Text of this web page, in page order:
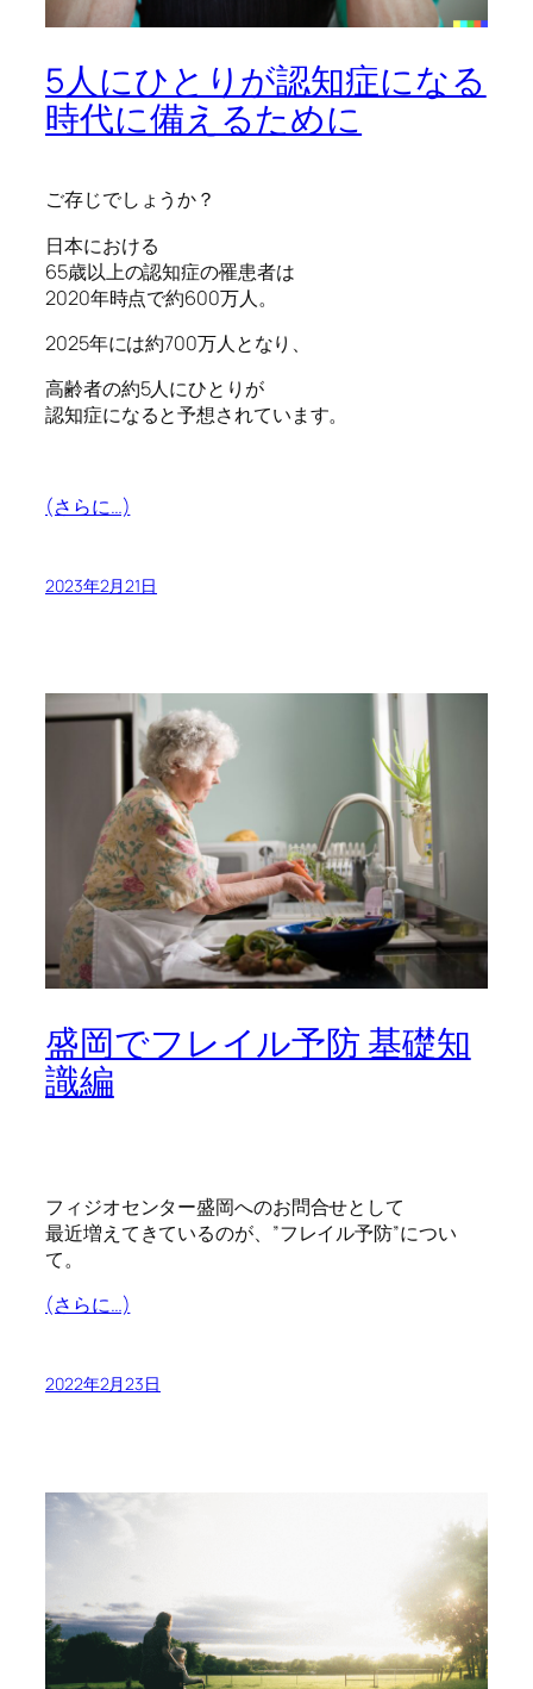
5人にひとりが認知症になる
時代に備えるために
ご存じでしょうか？
日本における
65歳以上の認知症の罹患者は
2020年時点で約600万人。
2025年には約700万人となり、
高齢者の約5人にひとりが
認知症になると予想されています。
(さらに…)
2023年2月21日
盛岡でフレイル予防 基礎知
識編
フィジオセンター盛岡へのお問合せとして
最近増えてきているのが、”フレイル予防”につい
て。
(さらに…)
2022年2月23日